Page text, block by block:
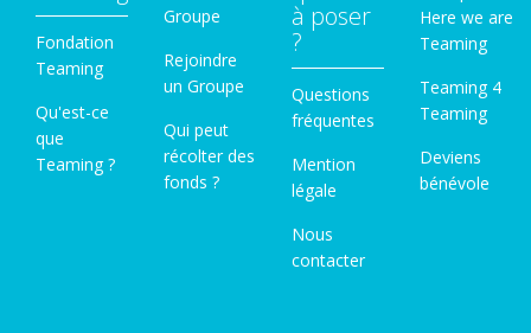
Fondation
Teaming
Qu'est-ce
que
Teaming ?
Groupe
Rejoindre
un Groupe
Qui peut
récolter des
fonds ?
à poser
?
Questions
fréquentes
Mention
légale
Nous
contacter
Here we are
Teaming
Teaming 4
Teaming
Deviens
bénévole